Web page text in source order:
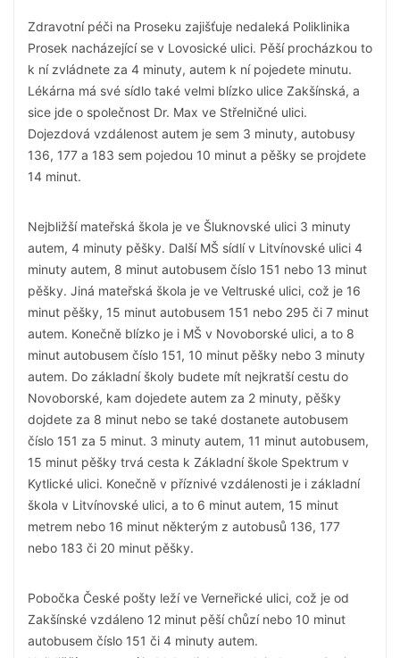
Zdravotní péči na Proseku zajišťuje nedaleká Poliklinika
Prosek nacházející se v Lovosické ulici. Pěší procházkou to
k ní zvládnete za 4 minuty, autem k ní pojedete minutu.
Lékárna má své sídlo také velmi blízko ulice Zakšínská, a
sice jde o společnost Dr. Max ve Střelničné ulici.
Dojezdová vzdálenost autem je sem 3 minuty, autobusy
136, 177 a 183 sem pojedou 10 minut a pěšky se projdete
14 minut.
Nejbližší mateřská škola je ve Šluknovské ulici 3 minuty
autem, 4 minuty pěšky. Další MŠ sídlí v Litvínovské ulici 4
minuty autem, 8 minut autobusem číslo 151 nebo 13 minut
pěšky. Jiná mateřská škola je ve Veltruské ulici, což je 16
minut pěšky, 15 minut autobusem 151 nebo 295 či 7 minut
autem. Konečně blízko je i MŠ v Novoborské ulici, a to 8
minut autobusem číslo 151, 10 minut pěšky nebo 3 minuty
autem. Do základní školy budete mít nejkratší cestu do
Novoborské, kam dojedete autem za 2 minuty, pěšky
dojdete za 8 minut nebo se také dostanete autobusem
číslo 151 za 5 minut. 3 minuty autem, 11 minut autobusem,
15 minut pěšky trvá cesta k Základní škole Spektrum v
Kytlické ulici. Konečně v příznivé vzdálenosti je i základní
škola v Litvínovské ulici, a to 6 minut autem, 15 minut
metrem nebo 16 minut některým z autobusů 136, 177
nebo 183 či 20 minut pěšky.
Pobočka České pošty leží ve Verneřické ulici, což je od
Zakšínské vzdáleno 12 minut pěší chůzí nebo 10 minut
autobusem číslo 151 či 4 minuty autem.